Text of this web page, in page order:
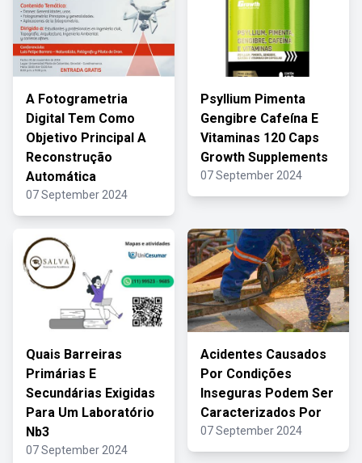
A Fotogrametria
Digital Tem Como
Objetivo Principal A
Reconstrução
Automática
07 September 2024
Psyllium Pimenta
Gengibre Cafeína E
Vitaminas 120 Caps
Growth Supplements
07 September 2024
Quais Barreiras
Primárias E
Secundárias Exigidas
Para Um Laboratório
Nb3
07 September 2024
Acidentes Causados
Por Condições
Inseguras Podem Ser
Caracterizados Por
07 September 2024